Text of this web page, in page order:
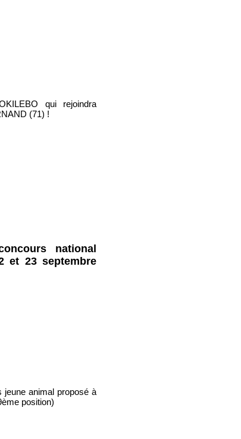
qui rejoindra
(71) !
national
et 23 septembre
jeune animal proposé à
position)